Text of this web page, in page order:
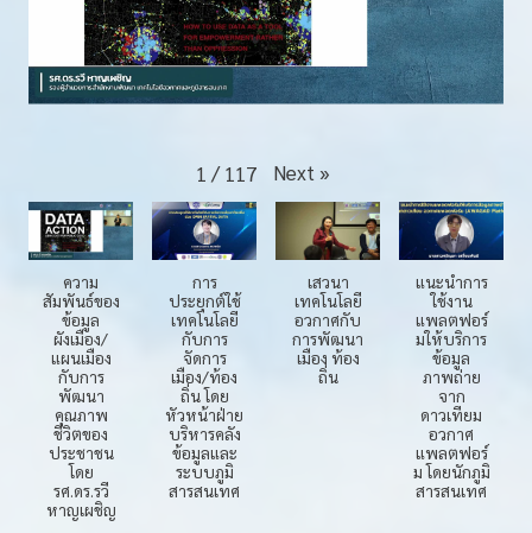
ก
า
ช้
ร
ะ
บ
บ
แ
พ
1 / 117 Next »
ความ
สัมพันธ์ของ
ข้อมูล
ผังเมือง/
แผนเมือง
กับการ
พัฒนา
คุณภาพ
ชีวิตของ
ประชาชน
โดย
รศ.ดร.รวี
หาญเผชิญ
การ
ประยุกต์ใช้
เทคโนโลยี
กับการ
จัดการ
เมือง/ท้อง
ถิ่น โดย
หัวหน้าฝ่าย
บริหารคลัง
ข้อมูลและ
ระบบภูมิ
สารสนเทศ
เสวนา
เทคโนโลยี
อวกาศกับ
การพัฒนา
เมือง ท้อง
ถิ่น
แนะนำการ
ใช้งาน
แพลตฟอร์
มให้บริการ
ข้อมูล
ภาพถ่าย
จาก
ดาวเทียม
อวกาศ
แพลตฟอร์
ม โดยนักภูมิ
สารสนเทศ